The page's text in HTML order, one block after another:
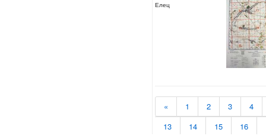
Елец
« 1 2 3
4
13
14 15 16